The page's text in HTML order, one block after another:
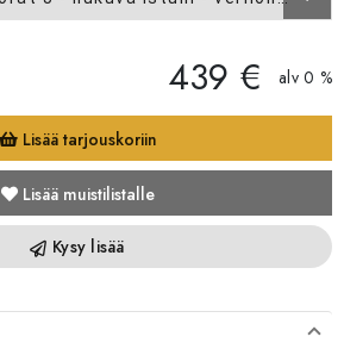
439 € alv 0 %
Lisää tarjouskoriin
Lisää muistilistalle
Kysy lisää